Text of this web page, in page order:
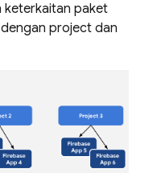
keterkaitan paket
project dan